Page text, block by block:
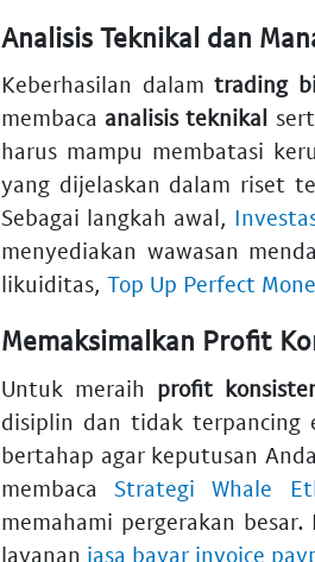
Analisis Teknikal dan
Keberhasilan dalamtrading
membaca analisis teknikal
harus mampu membatasi
yang dijelaskan dalam riset
Sebagai langkah awal,
menyediakan wawasan
likuiditas, Top Up Perfect
Memaksimalkan Profit
Untuk meraih profit
disiplin dan tidak terpancing
bertahap agar keputusan
membacaStrategi Whale
memahami pergerakan
layanan jasa bayar invoice